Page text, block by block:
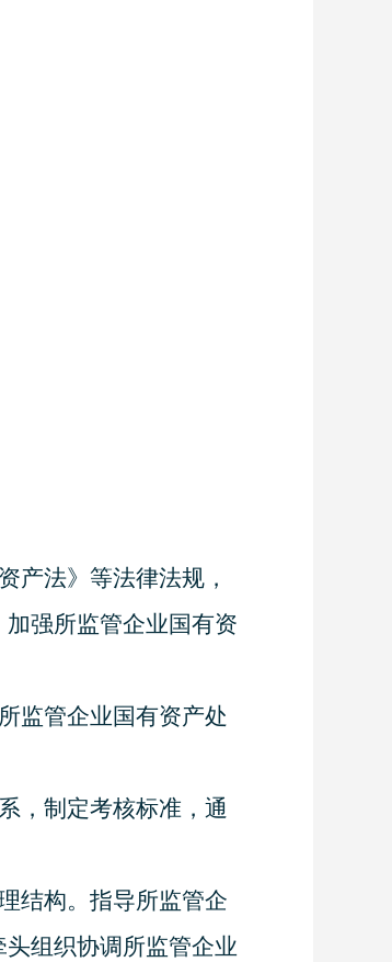
产法》等法律法规，
强所监管企业国有资
监管企业国有资产处
，制定考核标准，通
结构。指导所监管企
组织协调所监管企业